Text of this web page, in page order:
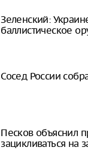
Зеленский:
баллистическое
Сосед России
Песков объяснил
зацикливаться на